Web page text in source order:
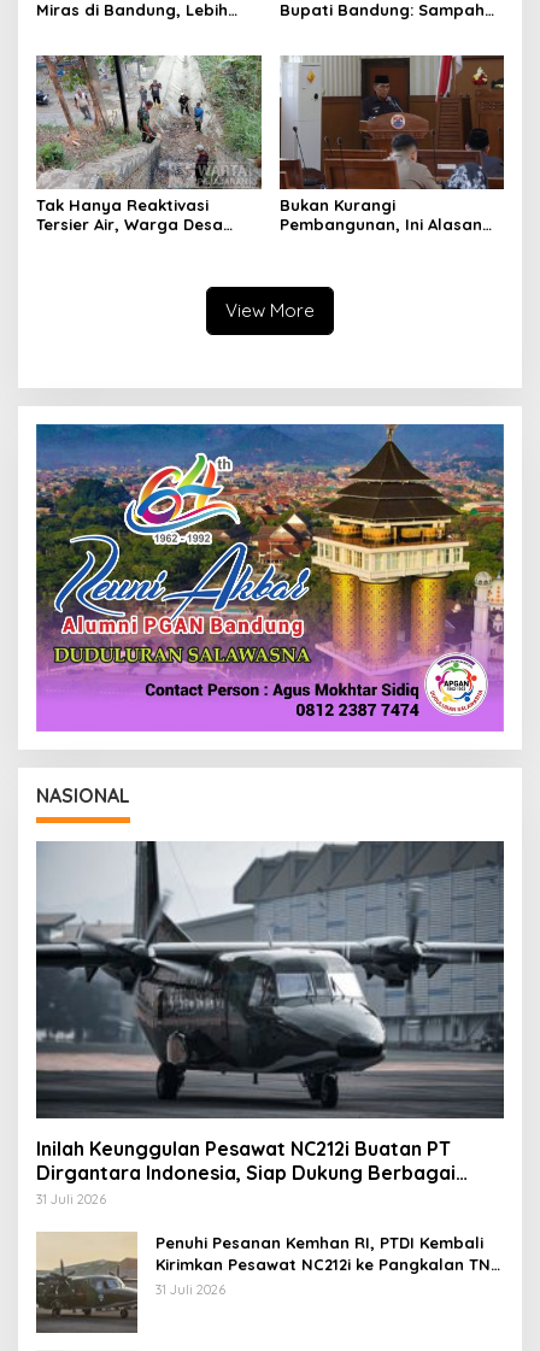
Miras di Bandung, Lebih
Bupati Bandung: Sampah
Tak Hanya Reaktivasi
Tersier Air, Warga Desa
Bukan Kurangi
Pembangunan, Ini Alasan
View More
NASIONAL
Inilah Keunggulan Pesawat NC212i Buatan PT
Dirgantara Indonesia, Siap Dukung Berbagai
Operasi TNI
31 Juli 2026
Penuhi Pesanan Kemhan RI, PTDI Kembali
Kirimkan Pesawat NC212i ke Pangkalan TNI
AU
31 Juli 2026